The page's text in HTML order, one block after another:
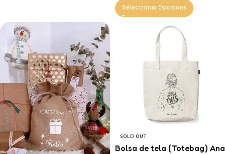
Seleccionar Opciones
SOLD OUT
Bolsa de tela (Totebag) Ana